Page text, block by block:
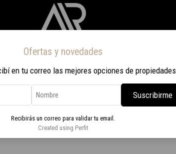
Ofertas y novedades
en tu correo las mejores opciones de propiedades
Suscribirme
Recibirás un correo para validar tu email.
Created using Perfit
Nosotros Contacto Viaje a Rio 2026